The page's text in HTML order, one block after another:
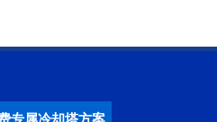
专属冷却塔方案